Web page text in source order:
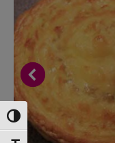
Toggle High Contrast